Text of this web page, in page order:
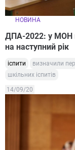
НОВИНА
ДПА-2022: у МОН
на наступний рік
іспити визначили
шкільних іспитів
14/09/20